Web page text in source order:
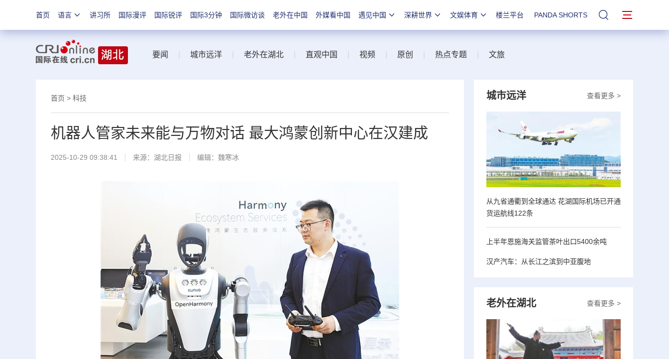
首页 语言 讲习所 国际漫评 国际锐评 国际3分钟 国际微访谈 老外在中国 外媒看中国 遇见中国 深耕世界 文娱体育 楼兰平台 PANDA SHORTS 站内搜索
要闻 城市远洋 老外在湖北 直观中国 视频 原创 热点专题 文旅
首页 > 科技
机器人管家未来能与万物对话 最大鸿蒙创新中心在汉建成
2025-10-29 09:38:41 来源： 湖北日报 编辑：魏寒冰
查看更多 >
城市远洋
从九省通衢到全球通达 花湖国际机场已开通
货运航线122条
上半年恩施海关监管茶叶出口5400余吨
汉产汽车：从长江之滨到中亚腹地
查看更多 >
老外在湖北